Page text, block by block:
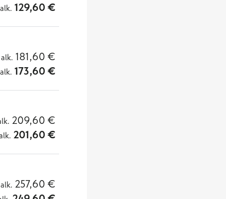
alk. 129,60€
alk. 181,60 €
alk. 173,60€
209,60 €
201,60€
alk. 257,60 €